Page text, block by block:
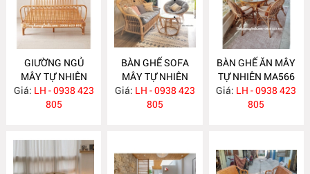
GIƯỜNG NGỦ
MÂY TỰ NHIÊN
MA583
Giá: LH - 0938 423
805
BÀN GHẾ SOFA
MÂY TỰ NHIÊN
MA568
Giá: LH - 0938 423
805
BÀN GHẾ ĂN MÂY
TỰ NHIÊN MA566
Giá: LH - 0938 423
805